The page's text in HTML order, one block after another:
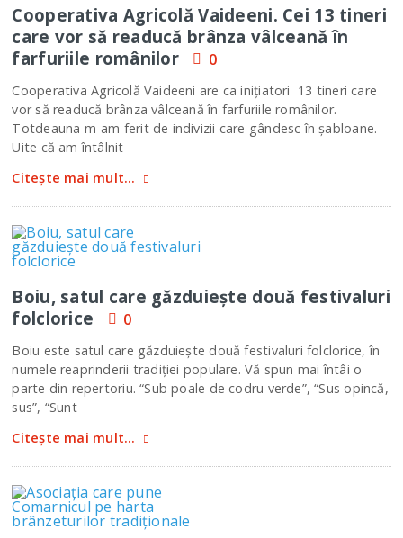
Cooperativa Agricolă Vaideeni. Cei 13 tineri
care vor să readucă brânza vâlceană în
farfuriile românilor
0
Cooperativa Agricolă Vaideeni are ca iniţiatori 13 tineri care
vor să readucă brânza vâlceană în farfuriile românilor.
Totdeauna m-am ferit de indivizii care gândesc în şabloane.
Uite că am întâlnit
Citește mai mult...
Boiu, satul care găzduieşte două festivaluri
folclorice
0
Boiu este satul care găzduieşte două festivaluri folclorice, în
numele reaprinderii tradiţiei populare. Vă spun mai întâi o
parte din repertoriu. “Sub poale de codru verde”, “Sus opincă,
sus”, “Sunt
Citește mai mult...